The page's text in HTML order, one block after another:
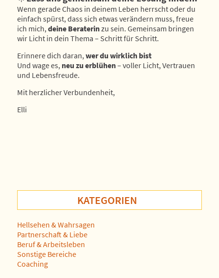
Wenn gerade Chaos in deinem Leben herrscht oder du
einfach spürst, dass sich etwas verändern muss, freue
ich mich,deine Beraterinzu sein. Gemeinsam bringen
wir Licht in dein Thema – Schritt für Schritt.
Erinnere dich daran,wer du wirklich bist
Und wage es, neu zu erblühen– voller Licht, Vertrauen
und Lebensfreude.
Mit herzlicher Verbundenheit,
Elli
KATEGORIEN
Hellsehen & Wahrsagen
Partnerschaft & Liebe
Beruf & Arbeitsleben
Sonstige Bereiche
Coaching